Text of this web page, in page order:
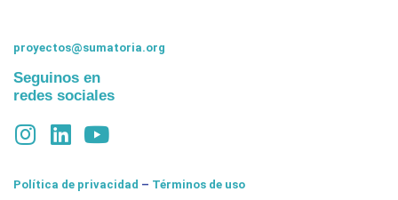
proyectos@sumatoria.org
Seguinos en
redes sociales
Política de privacidad – Términos de uso